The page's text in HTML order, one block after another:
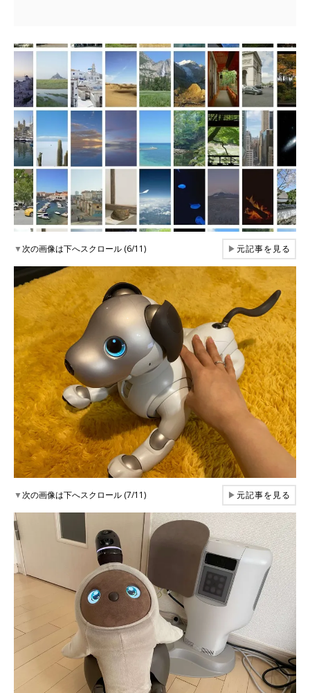
▼次の画像は下へスクロール (6/11) ▶元記事を見る
▼次の画像は下へスクロール (7/11) ▶元記事を見る